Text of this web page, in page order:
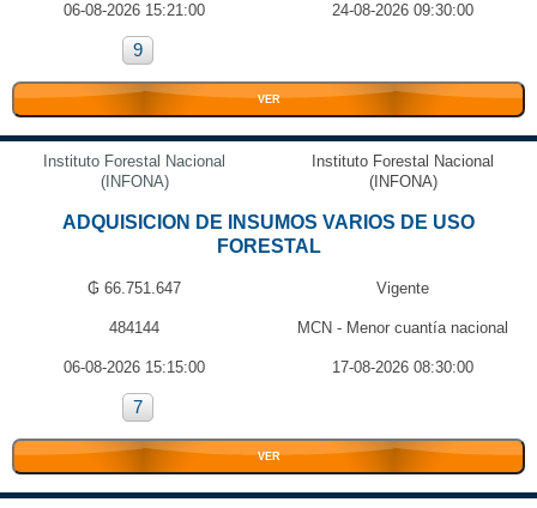
06-08-2026 15:21:00 24-08-2026 09:30:00
9
VER
Instituto Forestal Nacional
(INFONA)
Instituto Forestal Nacional
(INFONA)
ADQUISICION DE INSUMOS VARIOS DE USO
FORESTAL
₲ 66.751.647 Vigente
484144 MCN - Menor cuantía nacional
06-08-2026 15:15:00 17-08-2026 08:30:00
7
VER